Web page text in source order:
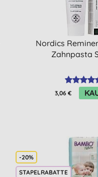
Nordics
Zahnpasta
3,06 €
-20%
STAPELRABATTE